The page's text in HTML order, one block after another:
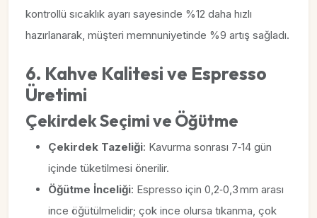
kontrollü sıcaklık ayarı sayesinde %12 daha hızlı
hazırlanarak, müşteri memnuniyetinde %9 artış sağladı.
6. Kahve Kalitesi ve Espresso
Üretimi
Çekirdek Seçimi ve Öğütme
Çekirdek Tazeliği: Kavurma sonrası 7‑14 gün
içinde tüketilmesi önerilir.
Öğütme İnceliği: Espresso için 0,2‑0,3 mm arası
ince öğütülmelidir; çok ince olursa tıkanma, çok